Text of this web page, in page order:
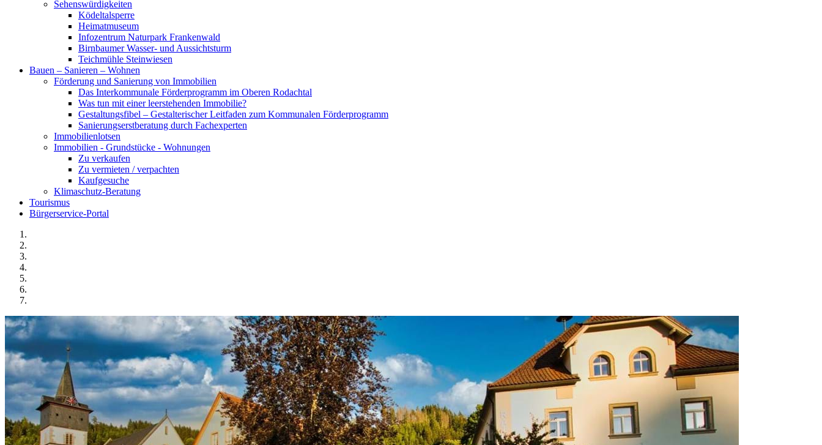
Sehenswürdigkeiten
Ködeltalsperre
Heimatmuseum
Infozentrum Naturpark Frankenwald
Birnbaumer Wasser- und Aussichtsturm
Teichmühle Steinwiesen
Bauen – Sanieren – Wohnen
Förderung und Sanierung von Immobilien
Das Interkommunale Förderprogramm im Oberen Rodachtal
Was tun mit einer leerstehenden Immobilie?
Gestaltungsfibel – Gestalterischer Leitfaden zum Kommunalen Förderprogramm
Sanierungserstberatung durch Fachexperten
Immobilienlotsen
Immobilien - Grundstücke - Wohnungen
Zu verkaufen
Zu vermieten / verpachten
Kaufgesuche
Klimaschutz-Beratung
Tourismus
Bürgerservice-Portal